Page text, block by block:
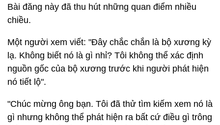
Bài đăng này đã thu hút những quan điểm nhiều
chiều.
Một người xem viết: "Đây chắc chắn là bộ xương kỳ
lạ. Không biết nó là gì nhỉ? Tôi không thể xác định
nguồn gốc của bộ xương trước khi người phát hiện
nó tiết lộ".
"Chúc mừng ông bạn. Tôi đã thử tìm kiếm xem nó là
gì nhưng không thể phát hiện ra bất cứ điều gì trông